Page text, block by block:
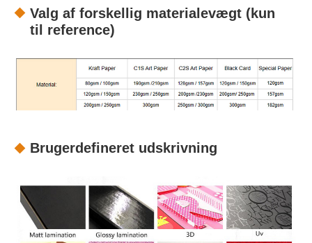
Valg af forskellig materialevægt (kun
til reference)
Brugerdefineret udskrivning